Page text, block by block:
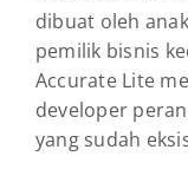
dibuat oleh
pemilik bisnis
Accurate Lite
developer
yang sudah